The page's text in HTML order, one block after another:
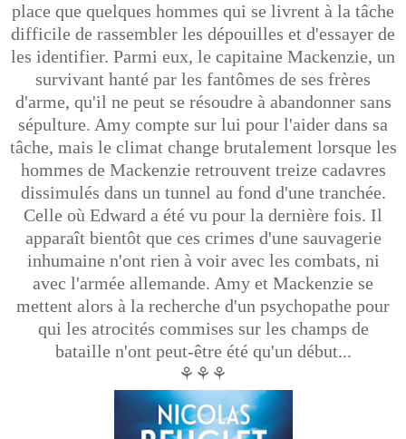
place que quelques hommes qui se livrent à la tâche
difficile de rassembler les dépouilles et d'essayer de
les identifier. Parmi eux, le capitaine Mackenzie, un
survivant hanté par les fantômes de ses frères
d'arme, qu'il ne peut se résoudre à abandonner sans
sépulture. Amy compte sur lui pour l'aider dans sa
tâche, mais le climat change brutalement lorsque les
hommes de Mackenzie retrouvent treize cadavres
dissimulés dans un tunnel au fond d'une tranchée.
Celle où Edward a été vu pour la dernière fois. Il
apparaît bientôt que ces crimes d'une sauvagerie
inhumaine n'ont rien à voir avec les combats, ni
avec l'armée allemande. Amy et Mackenzie se
mettent alors à la recherche d'un psychopathe pour
qui les atrocités commises sur les champs de
bataille n'ont peut-être été qu'un début...
⚘⚘⚘